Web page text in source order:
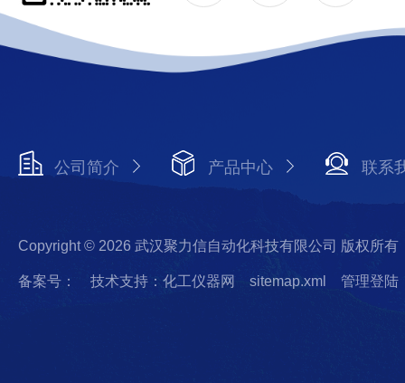
公司简介 产品中心 联系
Copyright © 2026 武汉聚力信自动化科技有限公司 版权所有
备案号： 技术支持：化工仪器网 sitemap.xml 管理登陆